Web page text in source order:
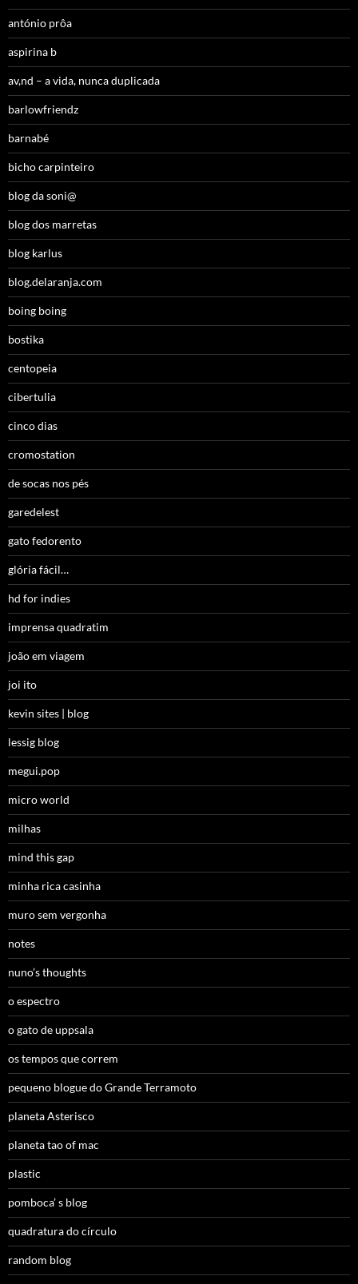
antónio prôa
aspirina b
av,nd – a vida, nunca duplicada
barlowfriendz
barnabé
bicho carpinteiro
blog da soni@
blog dos marretas
blog karlus
blog.delaranja.com
boing boing
bostika
centopeia
cibertulia
cinco dias
cromostation
de socas nos pés
garedelest
gato fedorento
glória fácil…
hd for indies
imprensa quadratim
joão em viagem
joi ito
kevin sites | blog
lessig blog
megui.pop
micro world
milhas
mind this gap
minha rica casinha
muro sem vergonha
notes
nuno’s thoughts
o espectro
o gato de uppsala
os tempos que correm
pequeno blogue do Grande Terramoto
planeta Asterisco
planeta tao of mac
plastic
pomboca’ s blog
quadratura do círculo
random blog